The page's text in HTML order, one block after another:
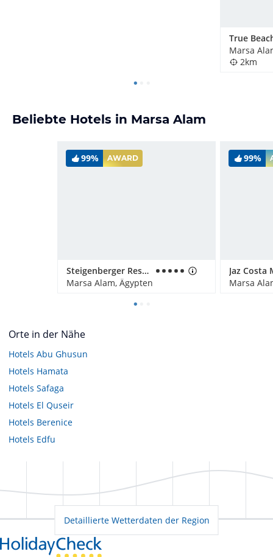
True
Marsa
2km
Beliebte Hotels in Marsa Alam
99% AWARD
Steigenberger Resort Alaya Marsa Alam - Red Sea - Adults only
Marsa Alam, Ägypten
99%
Marsa
Orte in der Nähe
Hotels Abu Ghusun
Hotels Hamata
Hotels Safaga
Hotels El Quseir
Hotels Berenice
Hotels Edfu
Detaillierte Wetterdaten der Region